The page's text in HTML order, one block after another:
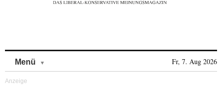
Menü Fr, 7. Aug 2026